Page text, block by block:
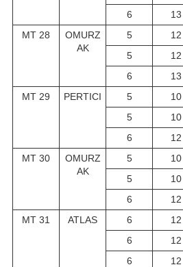
6
13
MT 28
OMURZ
AK
5 12
5
12
6
13
MT 29
PERTICI 5 10
5
10
6
12
MT 30
OMURZ
AK
5 10
5
10
6
12
MT 31
ATLAS 6 12
6
12
6
12